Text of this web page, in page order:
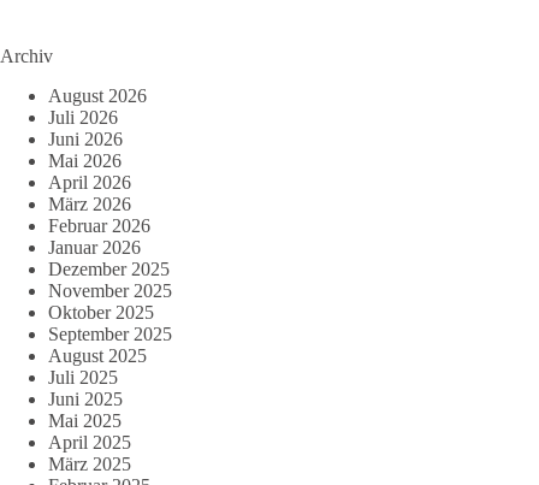
Archiv
August 2026
Juli 2026
Juni 2026
Mai 2026
April 2026
März 2026
Februar 2026
Januar 2026
Dezember 2025
November 2025
Oktober 2025
September 2025
August 2025
Juli 2025
Juni 2025
Mai 2025
April 2025
März 2025